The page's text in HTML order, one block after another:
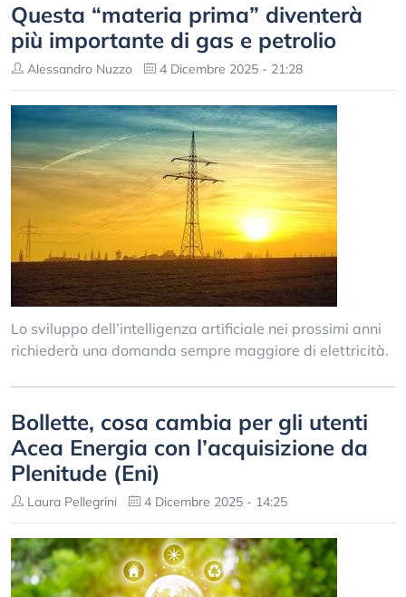
Questa “materia prima” diventerà
più importante di gas e petrolio
Alessandro Nuzzo 4 Dicembre 2025 - 21:28
Lo sviluppo dell’intelligenza artificiale nei prossimi anni
richiederà una domanda sempre maggiore di elettricità.
Bollette, cosa cambia per gli utenti
Acea Energia con l’acquisizione da
Plenitude (Eni)
Laura Pellegrini 4 Dicembre 2025 - 14:25